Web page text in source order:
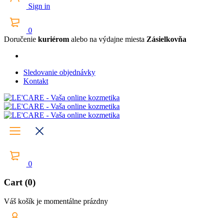
Sign in
0
Doručenie kuriérom alebo na výdajne miesta Zásielkovňa
Sledovanie objednávky
Kontakt
0
Cart (0)
Váš košík je momentálne prázdny